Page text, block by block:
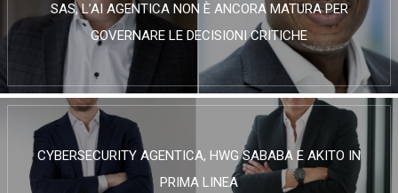
SAS, L’AI AGENTICA NON È ANCORA MATURA PER
GOVERNARE LE DECISIONI CRITICHE
CYBERSECURITY AGENTICA, HWG SABABA E AKITO IN
PRIMA LINEA